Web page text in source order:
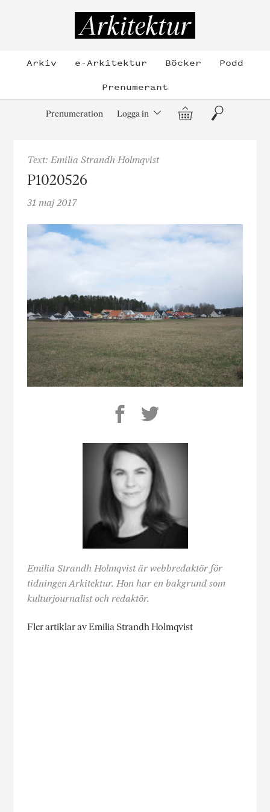
Arkiv e-Arkitektur Böcker
Podd
Prenumerant
Prenumeration Logga in Varukorg
Sök
Text: Emilia Strandh Holmqvist
P1020526
31 maj 2017
Emilia Strandh Holmqvist är webbredaktör för
tidningen Arkitektur. Hon har en bakgrund som
kulturjournalist och redaktör.
Fler artiklar av Emilia Strandh Holmqvist